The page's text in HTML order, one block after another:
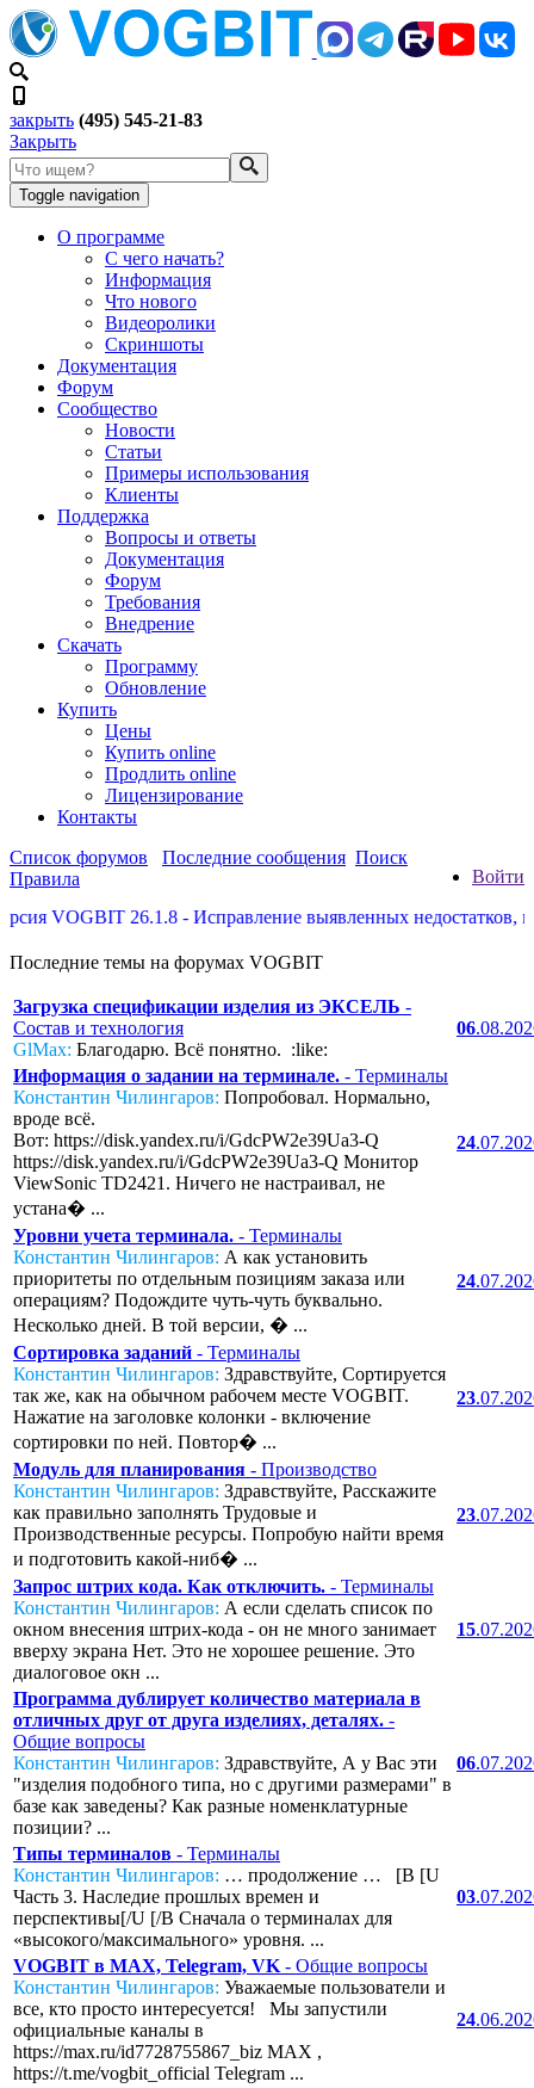
закрыть (495) 545-21-83
Закрыть
Toggle navigation
О программе
С чего начать?
Информация
Что нового
Видеоролики
Скриншоты
Документация
Форум
Сообщество
Новости
Статьи
Примеры использования
Клиенты
Поддержка
Вопросы и ответы
Документация
Форум
Требования
Внедрение
Скачать
Программу
Обновление
Купить
Цены
Купить online
Продлить online
Лицензирование
Контакты
Войти
Список форумов Последние сообщения Поиск
Правила
VOGBIT 26.1.8 - Исправление выявленных недостатков,
Последние темы на форумах VOGBIT
Загрузка спецификации изделия из ЭКСЕЛЬ -
Состав и технология
GlMax: Благодарю. Всё понятно. :like:
06
Информация о задании на терминале. - Терминалы
Константин Чилингаров: Попробовал. Нормально,
вроде всё.
Вот: https://disk.yandex.ru/i/GdcPW2e39Ua3-Q
https://disk.yandex.ru/i/GdcPW2e39Ua3-Q Монитор
ViewSonic TD2421. Ничего не настраивал, не
устана� ...
24
Уровни учета терминала. - Терминалы
Константин Чилингаров: А как установить
приоритеты по отдельным позициям заказа или
операциям? Подождите чуть-чуть буквально.
Несколько дней. В той версии, � ...
24
Сортировка заданий - Терминалы
Константин Чилингаров: Здравствуйте, Сортируется
так же, как на обычном рабочем месте VOGBIT.
Нажатие на заголовке колонки - включение
сортировки по ней. Повтор� ...
23
Модуль для планирования - Производство
Константин Чилингаров: Здравствуйте, Расскажите
как правильно заполнять Трудовые и
Производственные ресурсы. Попробую найти время
и подготовить какой-ниб� ...
23
Запрос штрих кода. Как отключить. - Терминалы
Константин Чилингаров: А если сделать список по
окном внесения штрих-кода - он не много занимает
вверху экрана Нет. Это не хорошее решение. Это
диалоговое окн ...
15
Программа дублирует количество материала в
отличных друг от друга изделиях, деталях. -
Общие вопросы
Константин Чилингаров: Здравствуйте, А у Вас эти
"изделия подобного типа, но с другими размерами" в
базе как заведены? Как разные номенклатурные
позиции? ...
06
Типы терминалов - Терминалы
Константин Чилингаров: … продолжение … [B [U
Часть 3. Наследие прошлых времен и
перспективы[/U [/B Сначала о терминалах для
«высокого/максимального» уровня. ...
03
VOGBIT в MAX, Telegram, VK - Общие вопросы
Константин Чилингаров: Уважаемые пользователи и
все, кто просто интересуется! Мы запустили
официальные каналы в
https://max.ru/id7728755867_biz MAX ,
https://t.me/vogbit_official Telegram ...
24